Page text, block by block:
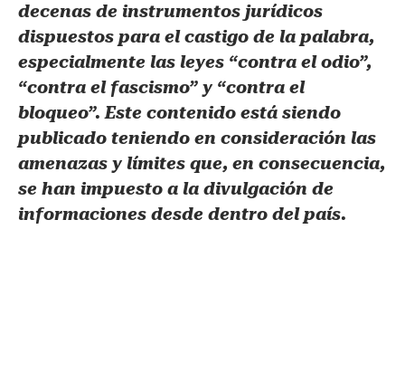
decenas de instrumentos jurídicos
dispuestos para el castigo de la palabra,
especialmente las leyes “contra el odio”,
“contra el fascismo” y “contra el
bloqueo”. Este contenido está siendo
publicado teniendo en consideración las
amenazas y límites que, en consecuencia,
se han impuesto a la divulgación de
informaciones desde dentro del país.